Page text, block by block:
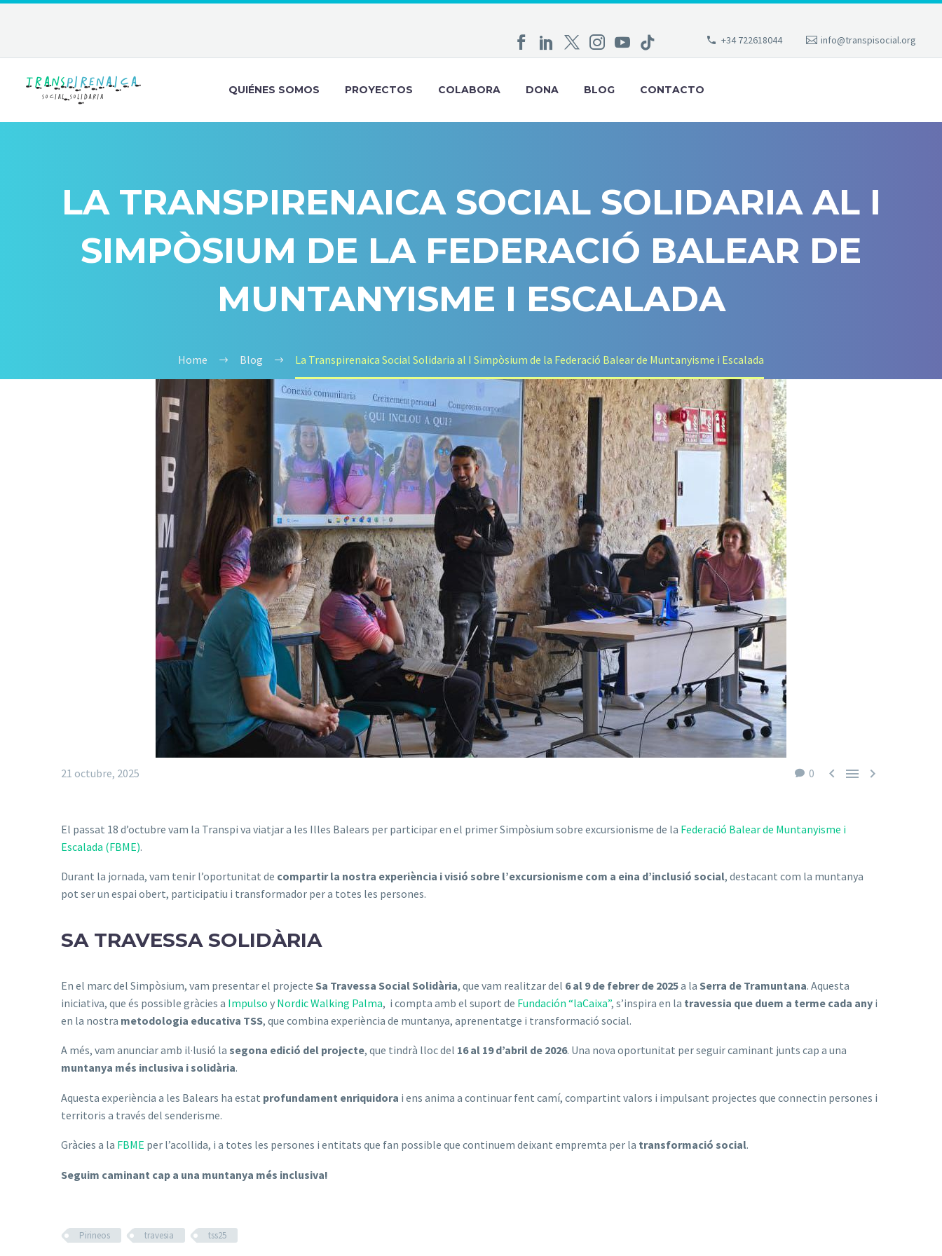
+34 722618044 info@transpisocial.org
QUIÉNES SOMOS PROYECTOS COLABORA DONA BLOG CONTACTO
LA TRANSPIRENAICA SOCIAL SOLIDARIA AL I
SIMPÒSIUM DE LA FEDERACIÓ BALEAR DE
MUNTANYISME I ESCALADA
Home Blog La Transpirenaica Social Solidaria al I Simpòsium de la Federació Balear de Muntanyisme i Escalada
0   
21 octubre, 2025
El passat 18 d’octubre vam la Transpi va viatjar a les Illes Balears per participar en el primer Simpòsium sobre excursionisme de la Federació Balear de Muntanyisme i
Escalada (FBME).
Durant la jornada, vam tenir l’oportunitat de compartir la nostra experiència i visió sobre l’excursionisme com a eina d’inclusió social, destacant com la muntanya
pot ser un espai obert, participatiu i transformador per a totes les persones.
SA TRAVESSA SOLIDÀRIA
En el marc del Simpòsium, vam presentar el projecte Sa Travessa Social Solidària, que vam realitzar del 6 al 9 de febrer de 2025a la Serra de Tramuntana. Aquesta
iniciativa, que és possible gràcies a Impulso y Nordic Walking Palma, i compta amb el suport de Fundación “laCaixa”, s’inspira en la travessia que duem a terme cada any i
en la nostra metodologia educativa TSS, que combina experiència de muntanya, aprenentatge i transformació social.
A més, vam anunciar amb il·lusió la segona edició del projecte, que tindrà lloc del 16 al 19 d’abril de 2026. Una nova oportunitat per seguir caminant junts cap a una
muntanya més inclusiva i solidària.
Aquesta experiència a les Balears ha estat profundament enriquidora i ens anima a continuar fent camí, compartint valors i impulsant projectes que connectin persones i
territoris a través del senderisme.
Gràcies a la FBME per l’acollida, i a totes les persones i entitats que fan possible que continuem deixant empremta per la transformació social.
Seguim caminant cap a una muntanya més inclusiva!
Pirineos travesia tss25